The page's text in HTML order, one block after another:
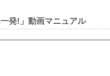
一発!」動画マニュアル